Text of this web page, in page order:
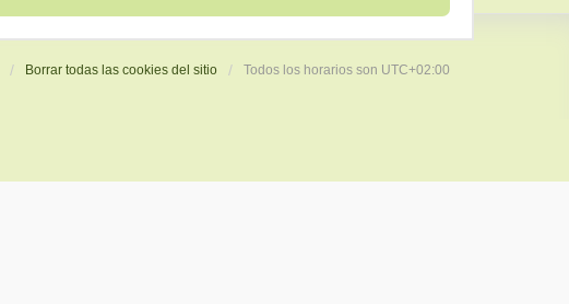
Borrar todas las cookies del sitio Todos los horarios son UTC+02:00